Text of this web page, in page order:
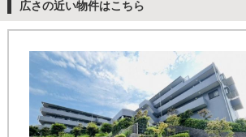
広さの近い物件はこちら